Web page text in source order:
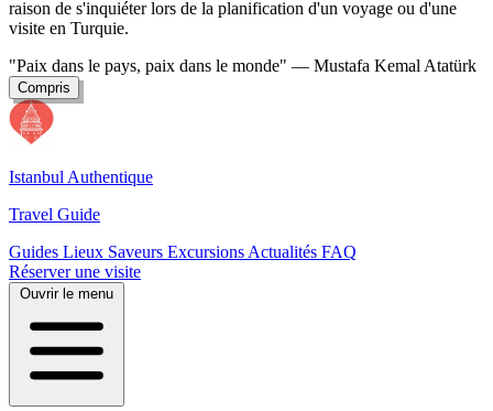
raison de s'inquiéter lors de la planification d'un voyage ou d'une
visite en Turquie.
"Paix dans le pays, paix dans le monde" — Mustafa Kemal Atatürk
Compris
Istanbul Authentique
Travel Guide
Guides Lieux Saveurs Excursions Actualités FAQ
Réserver une visite
Ouvrir le menu